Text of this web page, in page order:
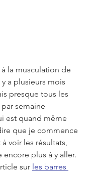
la musculation de
a plusieurs mois
presque tous les
semaine
est quand même
que je commence
voir les résultats,
plus à y aller.
sur les barres